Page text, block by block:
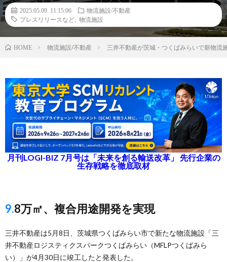
2025.05.09 11:15:06
物流施設/不動産
プレスリリースなど
物流施設
HOME 物流施設/不動産 三井不動産が茨城・つくばみらいで新物流
月刊LOGI-BIZ 7月号は「未来を創る輸送改革」 先行企業の
生存戦略を徹底取材
9.8万㎡、複合用途開発を実現
三井不動産は5月8日、茨城県つくばみらい市で新たな物流施設「三
井不動産ロジスティクスパークつくばみらい（MFLPつくばみら
い）」が4月30日に竣工したと発表した。